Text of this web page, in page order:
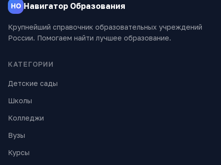
НО Навигатор Образования
Крупнейший справочник образовательных учреждений
России. Помогаем найти лучшее образование.
КАТЕГОРИИ
Детские сады
Школы
Колледжи
Вузы
Курсы